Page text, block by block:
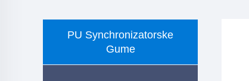
PU Synchronizatorske
Gume